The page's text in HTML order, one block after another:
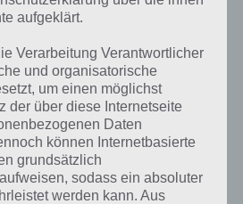
tägliche Bonus Rätsel am 24.7.2021 in 4
das Wort auch zu Sommersport? Zu
wir daher auch immer eine
keine weiteren Informationen parat!
aufgeklärt.
Verarbeitung Verantwortlicher
und organisatorische
um einen möglichst
der über diese Internetseite
Daten
können Internetbasierte
grundsätzlich
sodass ein absoluter
werden kann. Aus